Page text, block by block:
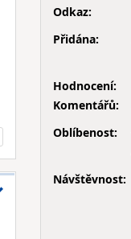
Odkaz:
Přidána:
Hodnocení:
Komentářů:
Oblíbenost:
Návštěvnost: